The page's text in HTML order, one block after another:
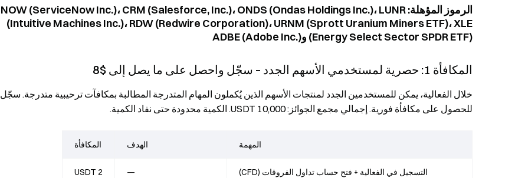
الرموز المؤهلة: NOW (ServiceNow Inc.)، CRM (Salesforce, Inc.)، ONDS (Ondas Holdings Inc.)، LUNR
(Intuitive Machines Inc.)، RDW (Redwire Corporation)، URNM (Sprott Uranium Miners ETF)، XLE
(Energy Select Sector SPDR ETF) وADBE (Adobe Inc.)
المكافأة 1: حصرية لمستخدمي الأسهم الجدد – سجّل واحصل على ما يصل إلى $8
خلال الفعالية، يمكن للمستخدمين الجدد لمنتجات الأسهم الذين يُكملون المهام المتدرجة المطالبة بمكافآت ترحيبية متدرجة. سجّل
للحصول على مكافأة فورية. إجمالي مجمع الجوائز: 10,000 USDT. الكمية محدودة حتى نفاد الكمية.
المهمة الهدف المكافأة
التسجيل في الفعالية + فتح حساب تداول الفروقات (CFD) —
2 USDT